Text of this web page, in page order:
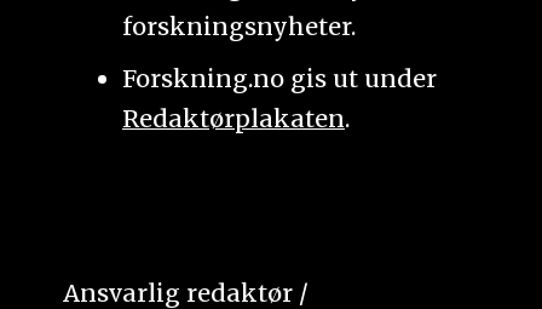
forskningsnyheter.
Forskning.no gis ut under
Redaktørplakaten.
Ansvarlig redaktør /